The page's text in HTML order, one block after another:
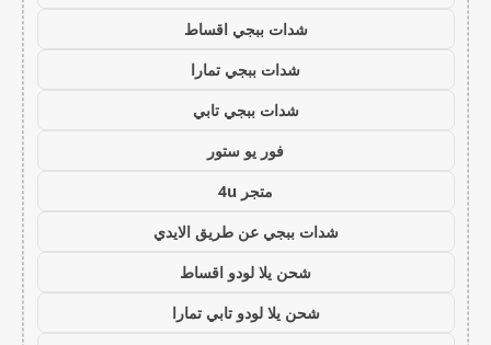
شدات ببجي اقساط
شدات ببجي تمارا
شدات ببجي تابي
فور يو ستور
متجر 4u
شدات ببجي عن طريق الايدي
شحن يلا لودو اقساط
شحن يلا لودو تابي تمارا